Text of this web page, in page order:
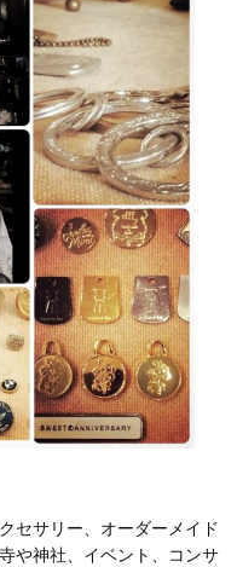
セサリー、オーダーメイド
や神社、イベント、コンサ